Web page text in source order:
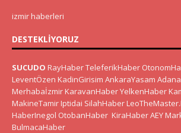
izmir haberleri
DESTEKLIYORUZ
SUCUDO RayHaberTeleferikHaber
LeventÖzen KadinGirisim AnkaraYasam
Merhabaİzmir KaravanHaberYelkenHaber
MakineTamir Iptidai SilahHaber
HaberInegol OtobanHaber KiraHaberAEY
BulmacaHaber